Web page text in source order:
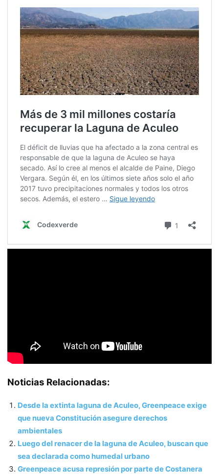
Noticias Relacionadas:
Desde la extinta laguna de Aculeo, Greenpeace exige
que nueva Constitución asegure derechos
ambientales
Luego del renacer de la laguna de Aculeo, buscan que
sea declarada como humedal urbano
Greenpeace acusa represión por parte de Costanera